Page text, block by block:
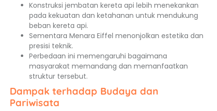
Konstruksi jembatan kereta api lebih menekankan
pada kekuatan dan ketahanan untuk mendukung
beban kereta api.
Sementara Menara Eiffel menonjolkan estetika dan
presisi teknik.
Perbedaan ini memengaruhi bagaimana
masyarakat memandang dan memanfaatkan
struktur tersebut.
Dampak terhadap Budaya dan
Pariwisata